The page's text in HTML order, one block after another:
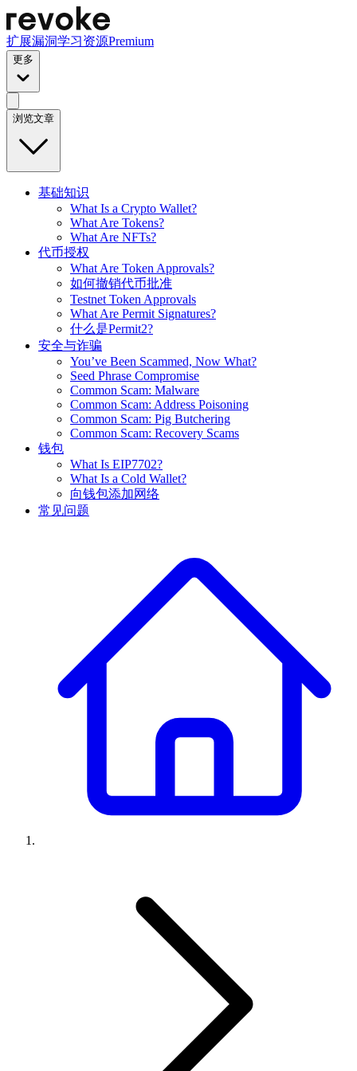
扩展漏洞学习资源Premium
更多
浏览文章
基础知识
What Is a Crypto Wallet?
What Are Tokens?
What Are NFTs?
代币授权
What Are Token Approvals?
如何撤销代币批准
Testnet Token Approvals
What Are Permit Signatures?
什么是Permit2?
安全与诈骗
You’ve Been Scammed, Now What?
Seed Phrase Compromise
Common Scam: Malware
Common Scam: Address Poisoning
Common Scam: Pig Butchering
Common Scam: Recovery Scams
钱包
What Is EIP7702?
What Is a Cold Wallet?
向钱包添加网络
常见问题